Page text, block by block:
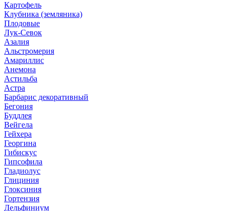
Картофель
Клубника (земляника)
Плодовые
Лук-Севок
Азалия
Альстромерия
Амариллис
Анемона
Астильба
Астра
Барбарис декоративный
Бегония
Буддлея
Вейгела
Гейхера
Георгина
Гибискус
Гипсофила
Гладиолус
Глициния
Глоксиния
Гортензия
Дельфиниум